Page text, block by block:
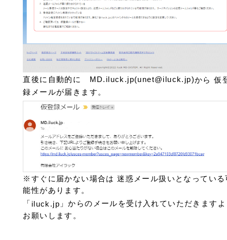
直後に自動的に MD.iluck.jp(unet@iluck.jp)から 仮
録メールが届きます。
※すぐに届かない場合は 迷惑メール扱いとなっている
能性があります。
「 iluck.jp 」からのメールを受け入れていただきます
お願いします。